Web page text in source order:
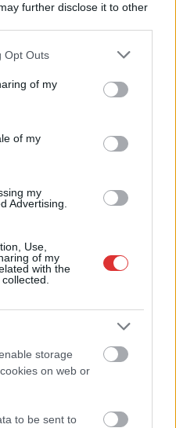
further disclose it to other
uses one or more Google
behaviour. You may click to
and its third-party tags to
purposes in below Google
Opt Outs
of my
of my
my
Advertising.
Use,
of my
with the
storage
on web or
to be sent to
A Sashalmi úton és
környékén vannak